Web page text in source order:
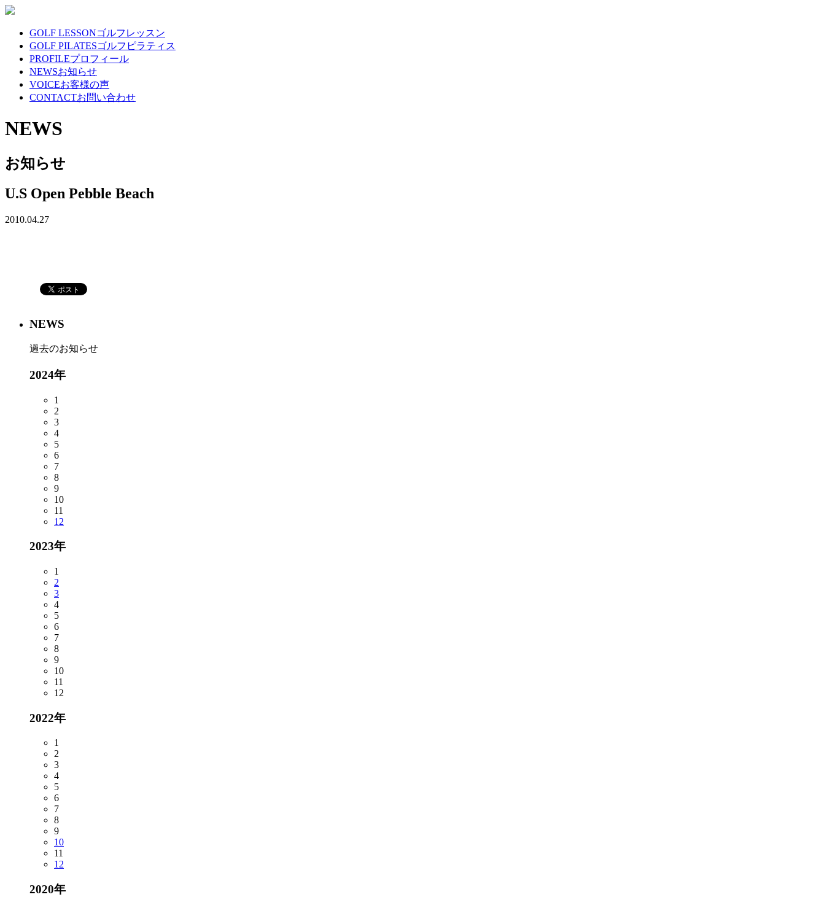
GOLF LESSONゴルフレッスン
GOLF PILATESゴルフピラティス
PROFILEプロフィール
NEWSお知らせ
VOICEお客様の声
CONTACTお問い合わせ
NEWS
お知らせ
U.S Open Pebble Beach
2010.04.27
NEWS
過去のお知らせ
2024年
1
2
3
4
5
6
7
8
9
10
11
12
2023年
1
2
3
4
5
6
7
8
9
10
11
12
2022年
1
2
3
4
5
6
7
8
9
10
11
12
2020年